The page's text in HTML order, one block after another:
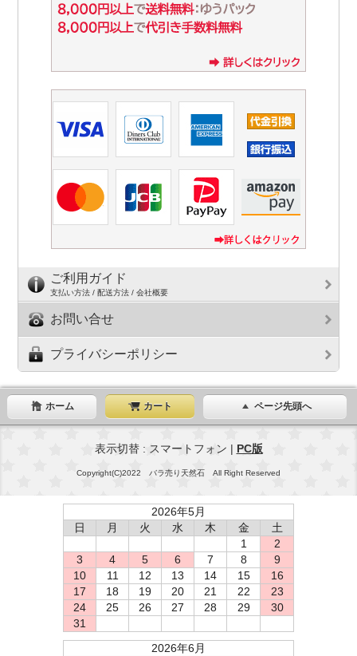
ご利用ガイド
支払い方法 / 配送方法 / 会社概要
お問い合せ
プライバシーポリシー
ホーム カート ページ先頭へ
表示切替 : スマートフォン | PC版
Copyright(C)2022 バラ売り天然石 All Right Reserved
2026年5月
日
月 火 水 木 金
土
1
2
3
4 5 6 7 8
9
10
11 12 13 14 15
16
17
18 19 20 21 22
23
24
25 26 27 28 29
30
31
2026年6月